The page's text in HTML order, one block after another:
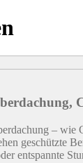
– wie
geschützte
entspannte